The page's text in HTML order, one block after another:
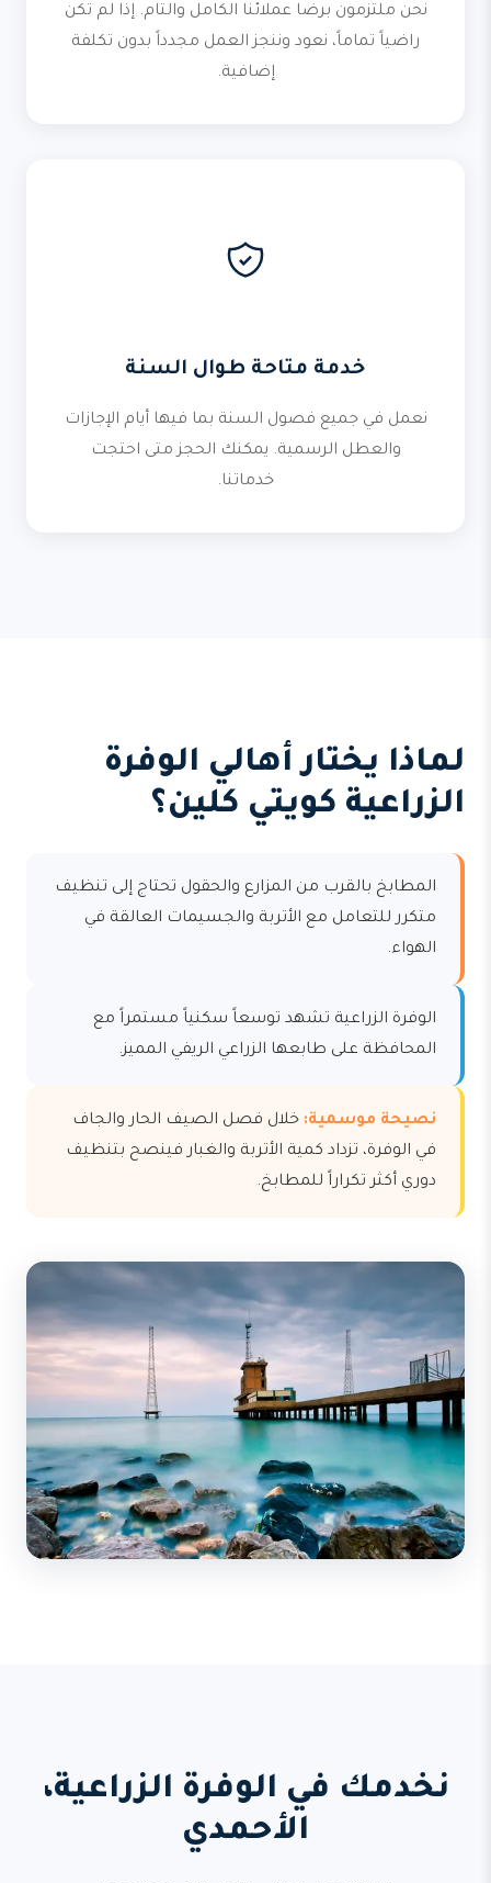
نحن ملتزمون برضا عملائنا الكامل والتام. إذا لم تكن
راضياً تماماً، نعود وننجز العمل مجدداً بدون تكلفة
إضافية.
خدمة متاحة طوال السنة
نعمل في جميع فصول السنة بما فيها أيام الإجازات
والعطل الرسمية. يمكنك الحجز متى احتجت
خدماتنا.
لماذا يختار أهالي الوفرة
الزراعية كويتي كلين؟
المطابخ بالقرب من المزارع والحقول تحتاج إلى تنظيف
متكرر للتعامل مع الأتربة والجسيمات العالقة في
الهواء.
الوفرة الزراعية تشهد توسعاً سكنياً مستمراً مع
المحافظة على طابعها الزراعي الريفي المميز.
نصيحة موسمية: خلال فصل الصيف الحار والجاف
في الوفرة، تزداد كمية الأتربة والغبار فينصح بتنظيف
دوري أكثر تكراراً للمطابخ.
نخدمك في الوفرة الزراعية،
الأحمدي